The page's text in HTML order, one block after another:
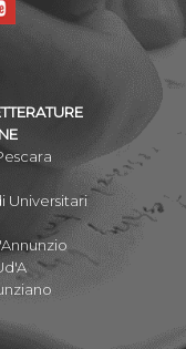
Universitari